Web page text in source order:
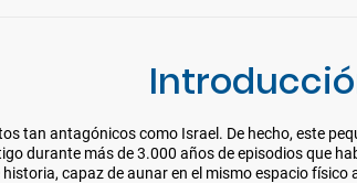
tan antagónicos como Israel. De hecho, este
durante más de 3.000 años de episodios que
capaz de aunar en el mismo espacio físico